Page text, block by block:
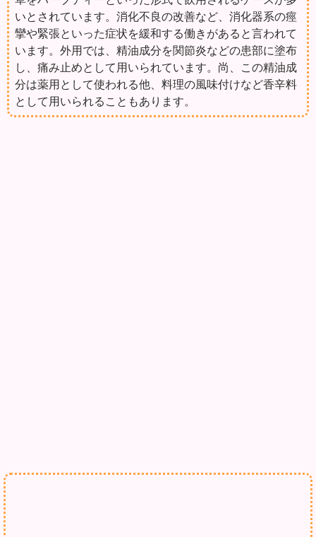
いとされています。消化不良の改善など、消化器系の痙
攣や緊張といった症状を緩和する働きがあると言われて
います。外用では、精油成分を関節炎などの患部に塗布
し、痛み止めとして用いられています。尚、この精油成
分は薬用として使われる他、料理の風味付けなど香辛料
として用いられることもあります。